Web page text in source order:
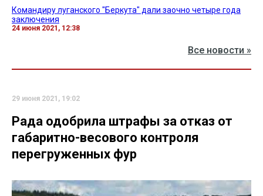
Командиру луганского "Беркута" дали заочно четыре года
заключения
24 июня 2021, 12:38
Все новости »
29 июня 2021, 19:02
Рада одобрила штрафы за отказ от
габаритно-весового контроля
перегруженных фур